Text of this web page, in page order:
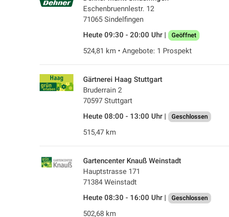
Eschenbruennlestr. 12
71065 Sindelfingen
Heute 09:30 - 20:00 Uhr |
Geöffnet
524,81 km • Angebote: 1 Prospekt
Gärtnerei Haag Stuttgart
Bruderrain 2
70597 Stuttgart
Heute 08:00 - 13:00 Uhr |
Geschlossen
515,47 km
Gartencenter Knauß Weinstadt
Hauptstrasse 171
71384 Weinstadt
Heute 08:30 - 16:00 Uhr |
Geschlossen
502,68 km